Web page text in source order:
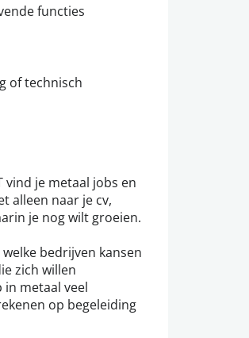
functies
of technisch
vind je metaal jobs en
alleen naar je cv,
je nog wilt groeien.
bedrijven kansen
zich willen
metaal veel
op begeleiding